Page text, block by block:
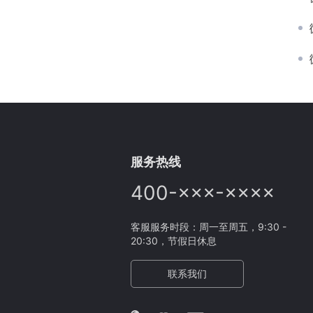
服务热线
400-×××-××××
客服服务时段：周一至周五，9:30 -
20:30，节假日休息
联系我们